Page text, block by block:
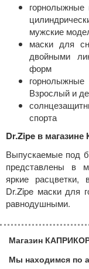
мужские
маски для
двойными
форм
Взрослый и
спорта
Dr.Zipe в магазине
Выпускаемые под
представлены в
яркие расцветки,
Dr.Zipe маски для
равнодушными.
Магазин
Мы находимся по